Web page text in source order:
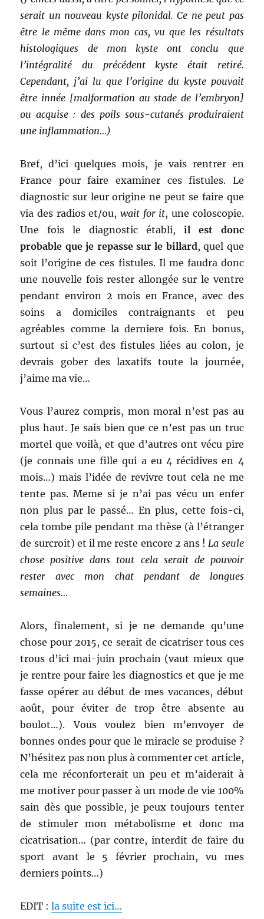
serait un nouveau kyste pilonidal. Ce ne peut pas
être le même dans mon cas, vu que les résultats
histologiques de mon kyste ont conclu que
l’intégralité du précédent kyste était retiré.
Cependant, j’ai lu que l’origine du kyste pouvait
être innée [malformation au stade de l’embryon]
ou acquise : des poils sous-cutanés produiraient
une inflammation…)
Bref, d’ici quelques mois, je vais rentrer en
France pour faire examiner ces fistules. Le
diagnostic sur leur origine ne peut se faire que
via des radios et/ou, wait for it, une coloscopie.
Une fois le diagnostic établi, il est donc
probable que je repasse sur le billard, quel que
soit l’origine de ces fistules. Il me faudra donc
une nouvelle fois rester allongée sur le ventre
pendant environ 2 mois en France, avec des
soins a domiciles contraignants et peu
agréables comme la derniere fois. En bonus,
surtout si c’est des fistules liées au colon, je
devrais gober des laxatifs toute la journée,
j’aime ma vie…
Vous l’aurez compris, mon moral n’est pas au
plus haut. Je sais bien que ce n’est pas un truc
mortel que voilà, et que d’autres ont vécu pire
(je connais une fille qui a eu 4 récidives en 4
mois…) mais l’idée de revivre tout cela ne me
tente pas. Meme si je n’ai pas vécu un enfer
non plus par le passé… En plus, cette fois-ci,
cela tombe pile pendant ma thèse (à l’étranger
de surcroit) et il me reste encore 2 ans !La seule
chose positive dans tout cela serait de pouvoir
rester avec mon chat pendant de longues
semaines…
Alors, finalement, si je ne demande qu’une
chose pour 2015, ce serait de cicatriser tous ces
trous d’ici mai-juin prochain (vaut mieux que
je rentre pour faire les diagnostics et que je me
fasse opérer au début de mes vacances, début
août, pour éviter de trop être absente au
boulot…). Vous voulez bien m’envoyer de
bonnes ondes pour que le miracle se produise ?
N’hésitez pas non plus à commenter cet article,
cela me réconforterait un peu et m’aiderait à
me motiver pour passer à un mode de vie 100%
sain dès que possible, je peux toujours tenter
de stimuler mon métabolisme et donc ma
cicatrisation… (par contre, interdit de faire du
sport avant le 5 février prochain, vu mes
derniers points…)
EDIT :la suite est ici…